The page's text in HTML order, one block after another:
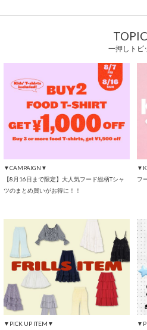
一押しトピ
▼CAMPAIGN▼
【8月16日まで限定】大人気フード総柄Tシャ
ツのまとめ買いがお得に！！
フ
▼PICK UP ITEM▼